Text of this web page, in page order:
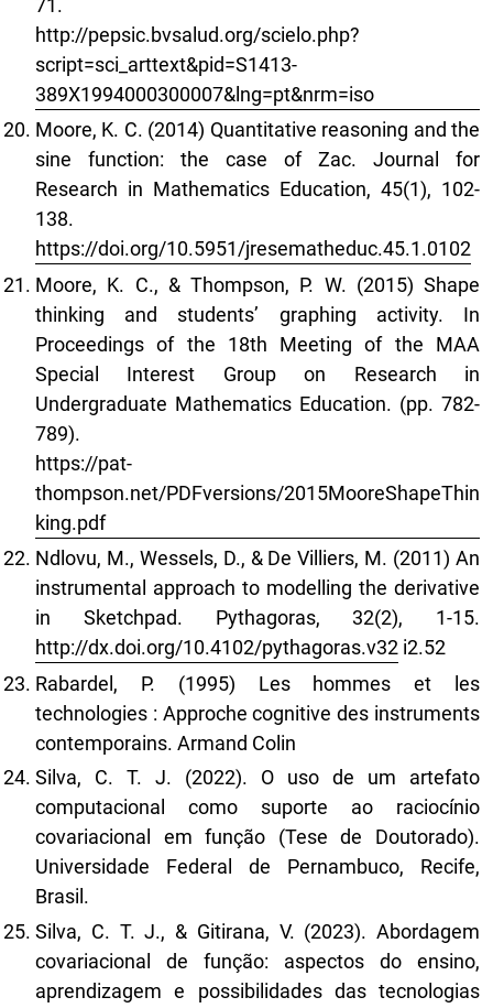
71.
http://pepsic.bvsalud.org/scielo.php?
script=sci_arttext&pid=S1413-
389X1994000300007&lng=pt&nrm=iso
Moore, K. C. (2014) Quantitative reasoning and the
sine function: the case of Zac. Journal for
Research in Mathematics Education, 45(1), 102-
138.
https://doi.org/10.5951/jresematheduc.45.1.0102
Moore, K. C., & Thompson, P. W. (2015) Shape
thinking and students’ graphing activity. In
Proceedings of the 18th Meeting of the MAA
Special Interest Group on Research in
Undergraduate Mathematics Education. (pp. 782-
789).
https://pat-
thompson.net/PDFversions/2015MooreShapeThin
king.pdf
Ndlovu, M., Wessels, D., & De Villiers, M. (2011) An
instrumental approach to modelling the derivative
in Sketchpad. Pythagoras, 32(2), 1-15.
http://dx.doi.org/10.4102/pythagoras.v32 i2.52
Rabardel, P. (1995) Les hommes et les
technologies : Approche cognitive des instruments
contemporains. Armand Colin
Silva, C. T. J. (2022). O uso de um artefato
computacional como suporte ao raciocínio
covariacional em função (Tese de Doutorado).
Universidade Federal de Pernambuco, Recife,
Brasil.
Silva, C. T. J., & Gitirana, V. (2023). Abordagem
covariacional de função: aspectos do ensino,
aprendizagem e possibilidades das tecnologias